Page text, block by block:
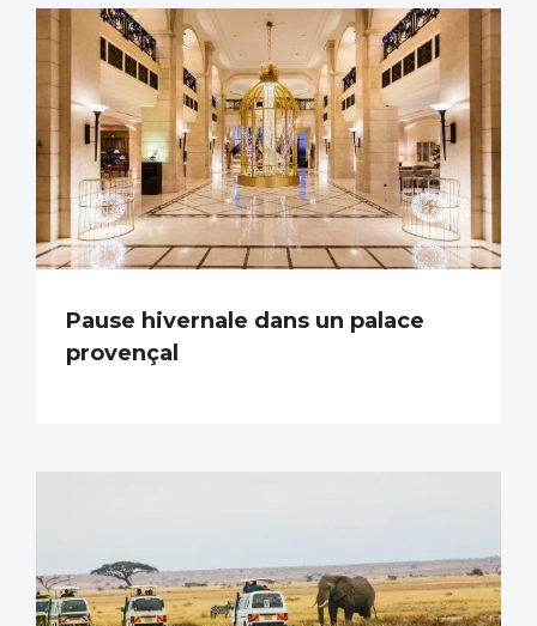
Pause hivernale dans un palace
provençal